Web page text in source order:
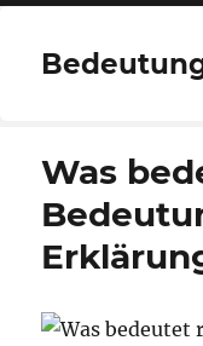
Was